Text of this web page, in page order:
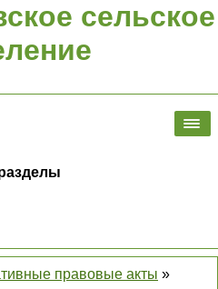
сельское
правовые акты »